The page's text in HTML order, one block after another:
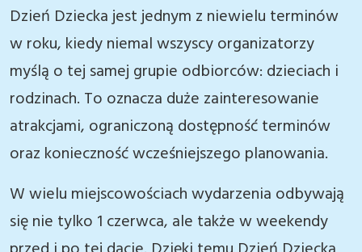
Dzień Dziecka jest jednym z niewielu terminów
w roku, kiedy niemal wszyscy organizatorzy
myślą o tej samej grupie odbiorców: dzieciach i
rodzinach. To oznacza duże zainteresowanie
atrakcjami, ograniczoną dostępność terminów
oraz konieczność wcześniejszego planowania.
W wielu miejscowościach wydarzenia odbywają
się nie tylko 1 czerwca, ale także w weekendy